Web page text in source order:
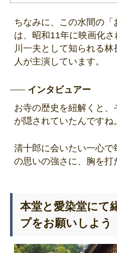
ちなみに、この水間の
は、昭和11年に映画化
川一夫として知られる
人が主演しています。
インタビュアー
お寺の歴史を紐解くと
が隠されていたんですね。
清十郎に会いたい一心で
の思いの強さに、胸を打
本堂と愛染堂にて
プをお願いしよう